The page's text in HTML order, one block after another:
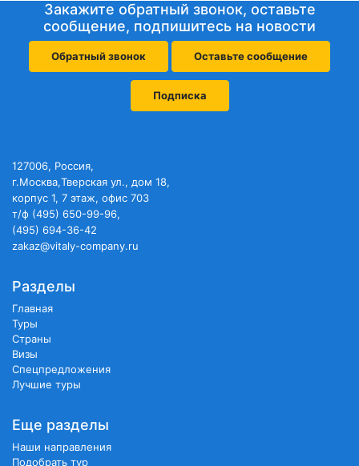
Закажите обратный звонок, оставьте
сообщение, подпишитесь на новости
Обратный звонок Оставьте сообщение
Подписка
127006, Россия,
г.Москва,Тверская ул., дом 18,
корпус 1, 7 этаж, офис 703
т/ф (495) 650-99-96,
(495) 694-36-42
zakaz@vitaly-company.ru
Разделы
Главная
Туры
Страны
Визы
Спецпредложения
Лучшие туры
Еще разделы
Наши направления
Подобрать тур